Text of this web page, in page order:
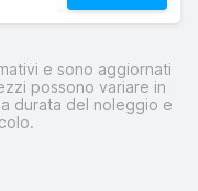
e sono aggiornati
possono variare in
durata del noleggio e